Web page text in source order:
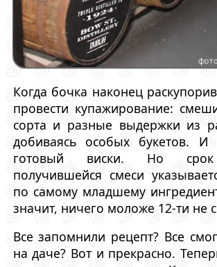
Когда бочка наконец
провести купажирование:
сорта и разные выдержки из
добиваясь особых букетов.
готовый виски. Но
получившейся смеси
по самому младшему
значит, ничего моложе 12-ти не
Все запомнили рецепт? Все
на даче? Вот и прекрасно.